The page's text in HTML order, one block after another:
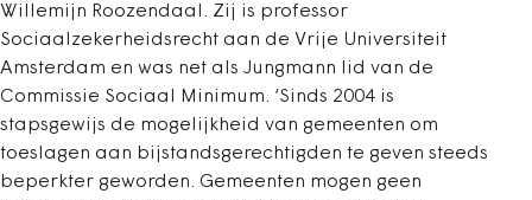
Willemijn Roozendaal. Zij is professor
Sociaalzekerheidsrecht aan de Vrije Universiteit
Amsterdam en was net als Jungmann lid van de
Commissie Sociaal ­Minimum. ‘Sinds 2004 is
stapsgewijs de ­mogelijkheid van gemeenten om
toeslagen aan bijstandsgerechtigden te geven steeds
beperkter geworden. Gemeenten mogen geen